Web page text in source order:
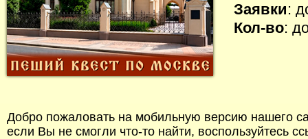
Заявки:
Кол-во:
Добро пожаловать на мобильную версию нашего
если Вы не смогли что-то найти, воспользуйтесь